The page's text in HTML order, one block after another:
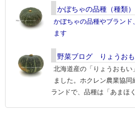
かぼちゃの品種（種類
かぼちゃの品種やブラン
ます
野菜ブログ りょうおも
北海道産の「りょうおも
ました。ホクレン農業協
ランドで、品種は「あまほ